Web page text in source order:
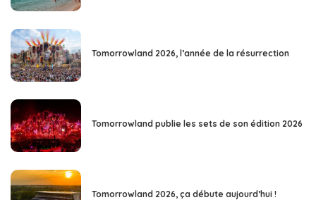
Tomorrowland 2026, l’année de la résurrection
Tomorrowland publie les sets de son édition 2026
Tomorrowland 2026, ça débute aujourd’hui !